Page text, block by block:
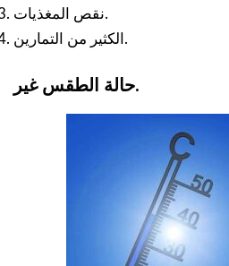
نقص المغذيات.
الكثير من التمارين.
حالة الطقسغير .